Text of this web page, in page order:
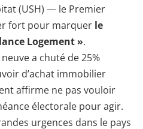
(USH) — le Premier
fort pour marquer le
Logement ».
a chuté de 25%
d’achat immobilier
affirme ne pas vouloir
électorale pour agir.
urgences dans le pays